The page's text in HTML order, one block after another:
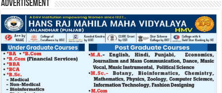
Advertisement